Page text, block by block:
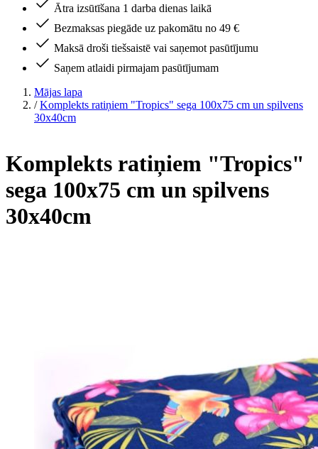
Ātra izsūtīšana 1 darba dienas laikā
Bezmaksas piegāde uz pakomātu no 49 €
Maksā droši tiešsaistē vai saņemot pasūtījumu
Saņem atlaidi pirmajam pasūtījumam
Mājas lapa
/ Komplekts ratiņiem "Tropics" sega 100x75 cm un spilvens
30x40cm
Komplekts ratiņiem "Tropics"
sega 100x75 cm un spilvens
30x40cm